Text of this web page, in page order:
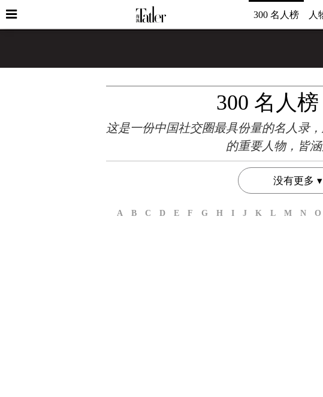
300 名人榜 人
300 名人
这是一份中国社交圈最具份量的名人录
的重要人物，皆涵
没有更多
A B C D E F G H I J K L M N O